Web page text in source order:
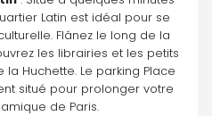
Latin est idéal pour se
Flânez le long de la
les librairies et les petits
Huchette. Le parking Place
situé pour prolonger votre
de Paris.